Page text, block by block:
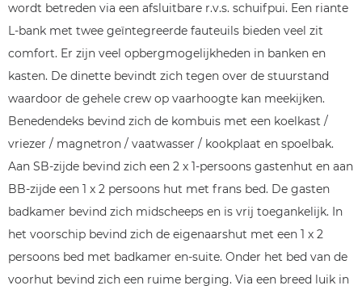
wordt betreden via een afsluitbare r.v.s. schuifpui. Een riante
L-bank met twee geïntegreerde fauteuils bieden veel zit
comfort. Er zijn veel opbergmogelijkheden in banken en
kasten. De dinette bevindt zich tegen over de stuurstand
waardoor de gehele crew op vaarhoogte kan meekijken.
Benedendeks bevind zich de kombuis met een koelkast /
vriezer / magnetron / vaatwasser / kookplaat en spoelbak.
Aan SB-zijde bevind zich een 2 x 1-persoons gastenhut en aan
BB-zijde een 1 x 2 persoons hut met frans bed. De gasten
badkamer bevind zich midscheeps en is vrij toegankelijk. In
het voorschip bevind zich de eigenaarshut met een 1 x 2
persoons bed met badkamer en-suite. Onder het bed van de
voorhut bevind zich een ruime berging. Via een breed luik in